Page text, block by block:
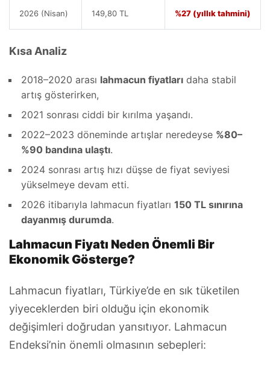
2026 (Nisan) 149,80 TL %27 (yıllık tahmini)
Kısa Analiz
2018–2020 arası lahmacun fiyatları daha stabil
artış gösterirken,
2021 sonrası ciddi bir kırılma yaşandı.
2022–2023 döneminde artışlar neredeyse %80–
%90 bandına ulaştı.
2024 sonrası artış hızı düşse de fiyat seviyesi
yükselmeye devam etti.
2026 itibarıyla lahmacun fiyatları 150 TL sınırına
dayanmış durumda.
Lahmacun Fiyatı Neden Önemli Bir
Ekonomik Gösterge?
Lahmacun fiyatları, Türkiye’de en sık tüketilen
yiyeceklerden biri olduğu için ekonomik
değişimleri doğrudan yansıtıyor. Lahmacun
Endeksi’nin önemli olmasının sebepleri: